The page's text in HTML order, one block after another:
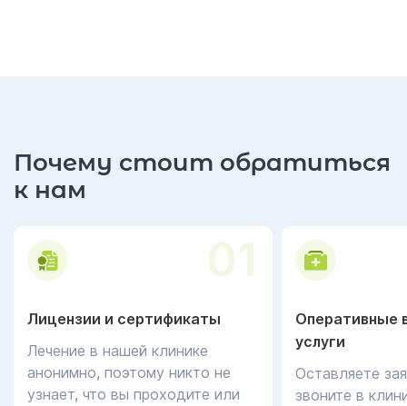
Почему стоит обратиться
к нам
01
Лицензии и сертификаты
Лечение в нашей клинике
анонимно, поэтому никто не
узнает, что вы проходите или
Оперативные
услуги
Оставляете
звоните в